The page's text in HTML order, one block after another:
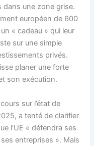
dans une zone grise.
européen de 600
« cadeau » qui leur
sur une simple
privés.
planer une forte
son exécution.
sur l’état de
a tenté de clarifier
l’UE « défendra ses
entreprises ». Mais